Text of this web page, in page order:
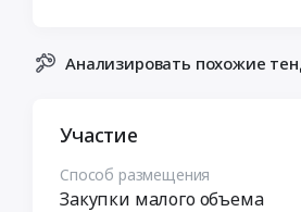
Анализировать похожие
Участие
Способ размещения
Закупки малого объема